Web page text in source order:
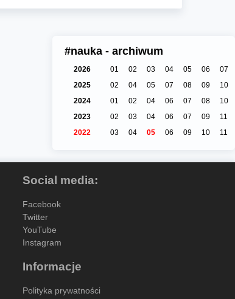
#nauka - archiwum
2026 01 02 03 04 05 06
07
2025
02 04 05 07 08 09
10
2024
01 02 04 06 07 08
10
2023
02 03 04 06 07 09
11
2022
03 04 05 06 09 10 11
Social media:
Facebook
Twitter
YouTube
Instagram
Informacje
Polityka prywatności